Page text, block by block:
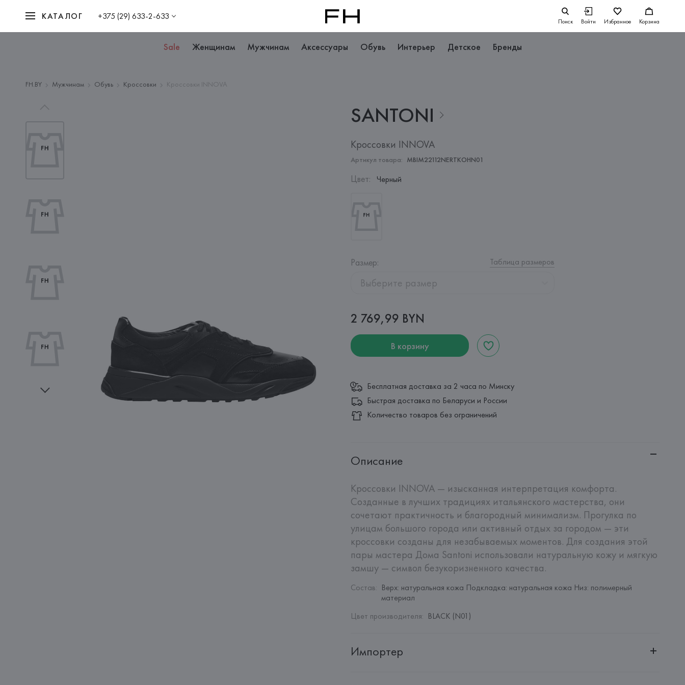
КАТАЛОГ +375 (29) 633-2-633 Поиск Войти Избранное Корзина
Sale Женщинам Мужчинам Аксессуары Обувь Интерьер Детское Бренды
FH.BY Мужчинам Обувь Кроссовки Кроссовки INNOVA
SANTONI
Кроссовки INNOVA
Артикул товара: MBIM22112NERTKOHN01
Цвет: Черный
Размер: Таблица размеров
Выберите размер
2 769,99 BYN
В корзину
Бесплатная доставка за 2 часа по Минску
Быстрая доставка по Беларуси и России
Количество товаров без ограничений
Описание
Кроссовки INNOVA — изысканная интерпретация комфорта.
Созданные в лучших традициях итальянского мастерства, они
сочетают практичность и благородный минимализм. Прогулка по
улицам большого города или активный отдых за городом — эти
кроссовки созданы для незабываемых моментов. Для создания этой
пары мастера Дома Santoni использовали натуральную кожу и мягкую
замшу — символ безукоризненного качества.
Состав: Верх: натуральная кожа Подкладка: натуральная кожа Низ: полимерный
материал
Цвет производителя: BLACK (N01)
Импортер